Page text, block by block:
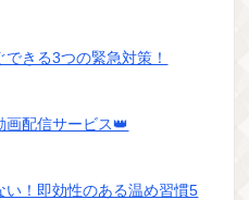
きる3つの緊急対策！
画配信サービス👑
！即効性のある温め習慣5